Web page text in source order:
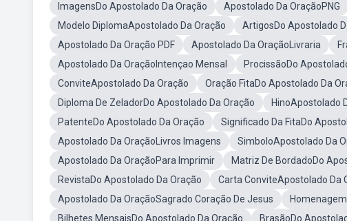
ImagensDo Apostolado Da Oração
Apostolado Da OraçãoPNG
Modelo DiplomaApostolado Da Oração
ArtigosDo Apostolado
Apostolado Da Oração PDF
Apostolado Da OraçãoLivraria
Apostolado Da OraçãoIntençao Mensal
ProcissãoDo
ConviteApostolado Da Oração
Oração FitaDo Apostolado Da
Diploma De ZeladorDo Apostolado Da Oração
HinoApostolado
PatenteDo Apostolado Da Oração
Significado Da FitaDo
Apostolado Da OraçãoLivros Imagens
SimboloApostolado Da
Apostolado Da OraçãoPara Imprimir
Matriz De BordadoDo
RevistaDo Apostolado Da Oração
Carta ConviteApostolado Da
Apostolado Da OraçãoSagrado Coração De Jesus
Bilhetes MensaisDo Apostolado Da Oração
BrasãoDo